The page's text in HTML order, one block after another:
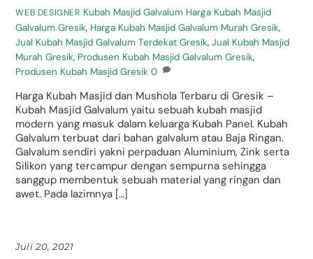
WEB DESIGNER Kubah Masjid Galvalum Harga Kubah Masjid
Galvalum Gresik, Harga Kubah Masjid Galvalum Murah Gresik,
Jual Kubah Masjid Galvalum Terdekat Gresik,Jual Kubah Masjid
Murah Gresik, Produsen Kubah Masjid Galvalum Gresik,
Produsen Kubah Masjid Gresik 0
Harga Kubah Masjid dan Mushola Terbaru di Gresik –
Kubah Masjid Galvalum yaitu sebuah kubah masjid
modern yang masuk dalam keluarga Kubah Panel. Kubah
Galvalum terbuat dari bahan galvalum atau Baja Ringan.
Galvalum sendiri yakni perpaduan Aluminium, Zink serta
Silikon yang tercampur dengan sempurna sehingga
sanggup membentuk sebuah material yang ringan dan
awet. Pada lazimnya […]
Juli 20, 2021